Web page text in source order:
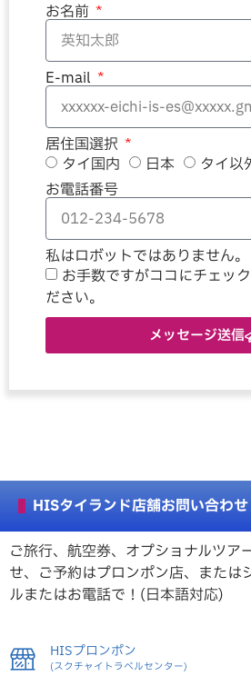
お名前
E-mail
居住国選択
タイ国内
日本
タイ以
お電話番号
私はロボットではありません。
お手数ですがココにチェッ
ださい。
メッセージ送信
HISタイランド店舗お問い合わせ
ご旅行、航空券、オプショナルツア
せ、ご予約はプロンポン店、または
ルまたはお電話で！(日本語対応)
HISプロンポン
(スクチャイトラベルセンター)